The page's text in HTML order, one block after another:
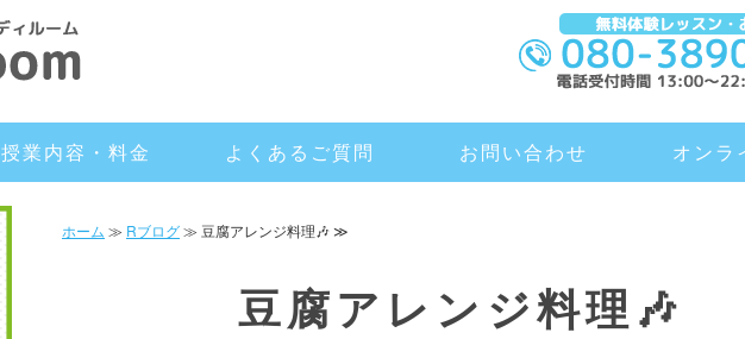
岡山市北区の個別学習塾 R.study room（アール・スタディルーム）
授業内容・料金 よくあるご質問 お問い合わせ オンラ
ホーム ≫ Rブログ≫ 豆腐アレンジ料理🎶 ≫
豆腐アレンジ料理🎶